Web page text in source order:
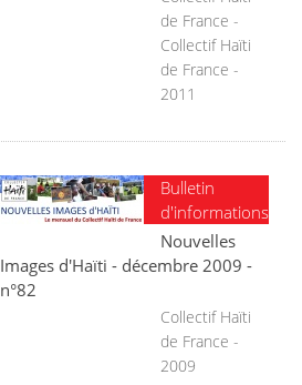
de France -
Collectif Haïti
de France -
2011
Bulletin
d'informations
Nouvelles
Images d'Haïti - décembre 2009 -
n°82
Collectif Haïti
de France -
2009